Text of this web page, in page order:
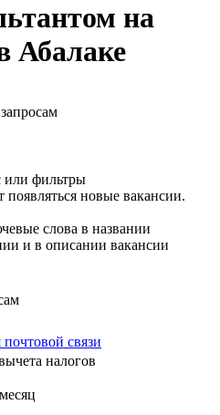
на
Абалаке
или фильтры
новые вакансии.
слова в названии
и в описании вакансии
связи
налогов